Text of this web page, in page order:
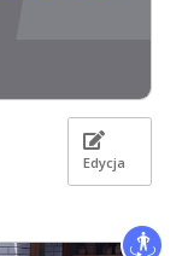
Edycja